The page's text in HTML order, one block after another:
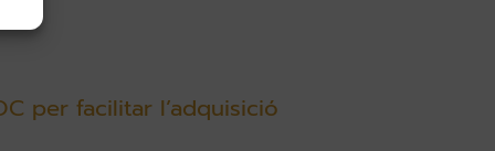
per facilitar l’adquisició